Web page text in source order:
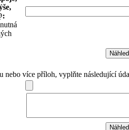
nebo více příloh, vyplňte následující